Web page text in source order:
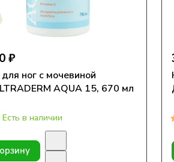
₽
ног с мочевиной
AQUA 15, 670 мл
Есть в наличии